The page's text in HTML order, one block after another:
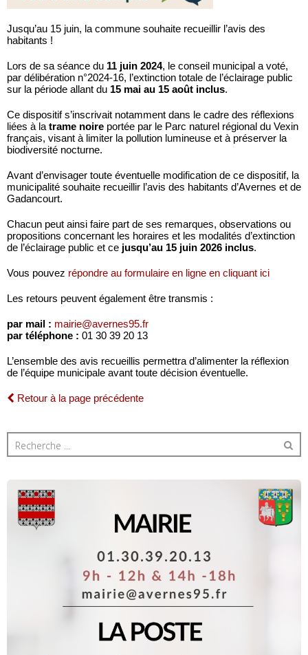
Jusqu’au 15 juin, la commune souhaite recueillir l’avis des
habitants !
Lors de sa séance du 11 juin 2024, le conseil municipal a voté,
par délibération n°2024-16, l’extinction totale de l’éclairage public
sur la période allant du 15 mai au 15 août inclus.
Ce dispositif s’inscrivait notamment dans le cadre des réflexions
liées à latrame noire portée par le Parc naturel régional du Vexin
français, visant à limiter la pollution lumineuse et à préserver la
biodiversité nocturne.
Avant d’envisager toute éventuelle modification de ce dispositif, la
municipalité souhaite recueillir l’avis des habitants d’Avernes et de
Gadancourt.
Chacun peut ainsi faire part de ses remarques, observations ou
propositions concernant les horaires et les modalités d’extinction
de l’éclairage public et ce jusqu’au 15 juin 2026 inclus.
Vous pouvez répondre au formulaire en ligne en cliquant ici
Les retours peuvent également être transmis :
par mail : mairie@avernes95.fr
par téléphone : 01 30 39 20 13
L’ensemble des avis recueillis permettra d’alimenter la réflexion
de l’équipe municipale avant toute décision éventuelle.
Retour à la page précédente